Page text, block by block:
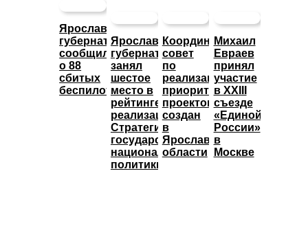
Ярославский
губернатор
сообщил
о 88
сбитых
беспилотниках
Ярославский
губернатор
занял
шестое
место в
рейтинге
реализации
Стратегии
государственной
национальной
политики
Координационный
совет
по
реализации
приоритетных
проектов
создан
в
Ярославской
области
Михаил
Евраев
принял
участие
в XXIII
съезде
«Единой
России»
в
Москве